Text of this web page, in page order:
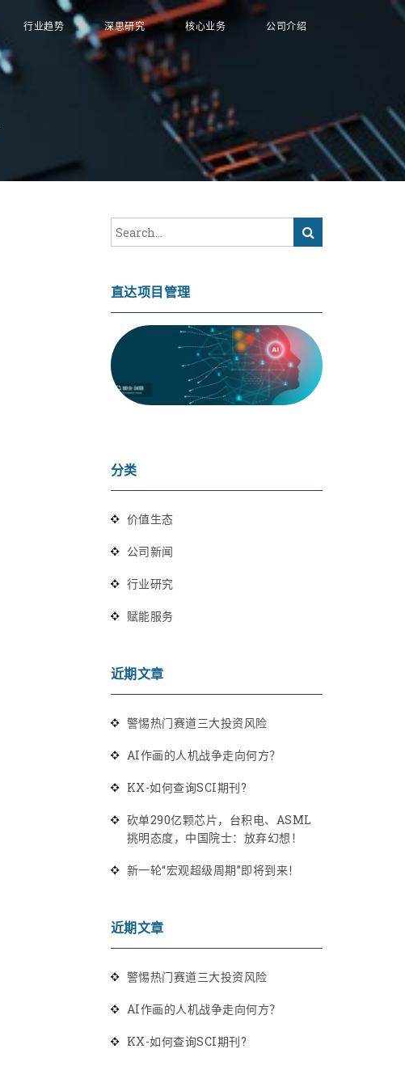
行业趋势 深思研究 核心业务 公司介绍
直达项目管理
分类
价值生态
公司新闻
行业研究
赋能服务
近期文章
警惕热门赛道三大投资风险
AI作画的人机战争走向何方？
KX-如何查询SCI期刊?
砍单290亿颗芯片，台积电、ASML
挑明态度，中国院士：放弃幻想！
新一轮“宏观超级周期”即将到来！
近期文章
警惕热门赛道三大投资风险
AI作画的人机战争走向何方？
KX-如何查询SCI期刊?